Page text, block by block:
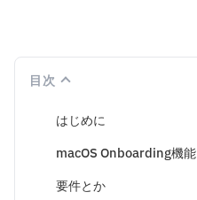
目次
はじめに
macOS Onboarding機
要件とか